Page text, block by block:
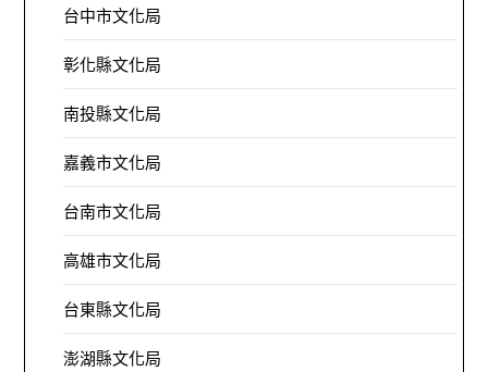
台中市文化局
彰化縣文化局
南投縣文化局
嘉義市文化局
台南市文化局
高雄市文化局
台東縣文化局
澎湖縣文化局